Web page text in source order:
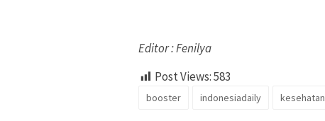
Editor : Fenilya
Post Views:583
booster indonesiadaily kesehatan